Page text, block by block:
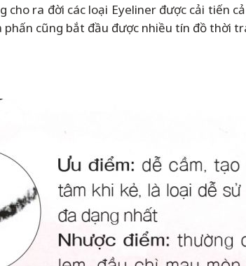
ra đời các loại Eyeliner được cải tiến
cũng bắt đầu được nhiều tín đồ thời